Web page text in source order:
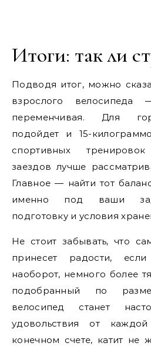
Итоги: так ли
Подводя итог, можно
взрослого велосипеда
переменчивая. Для
подойдет и 15-
спортивных
заездов лучше
Главное — найти тот
именно под ваши
подготовку и условия
Не стоит забывать, что
принесет радости,
наоборот, немного более
подобранный по
велосипед станет
удовольствия от
конечном счете, катит не